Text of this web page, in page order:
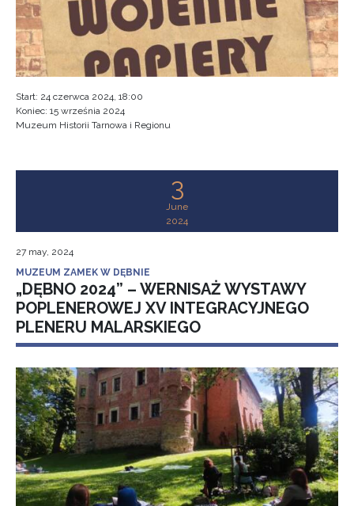
Start: 24 czerwca 2024, 18:00
Koniec: 15 września 2024
Muzeum Historii Tarnowa i Regionu
3
June
2024
27 may, 2024
MUZEUM ZAMEK W DĘBNIE
„DĘBNO 2024” – WERNISAŻ WYSTAWY
POPLENEROWEJ XV INTEGRACYJNEGO
PLENERU MALARSKIEGO